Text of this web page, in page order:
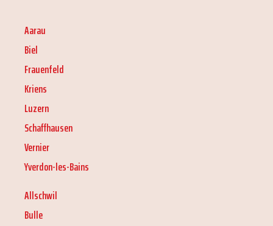
Aarau
Biel
Frauenfeld
Kriens
Luzern
Schaffhausen
Vernier
Yverdon-les-Bains
Allschwil
Bulle